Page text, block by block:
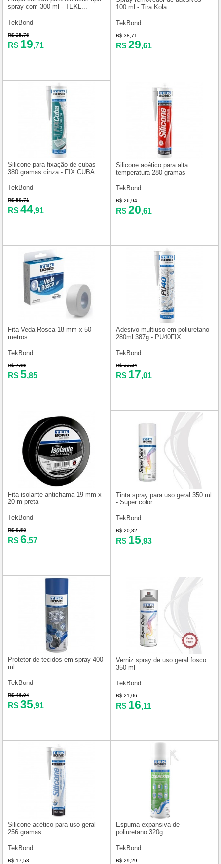
spray com 300 ml - TEKL...
TekBond
R$ 25,76
R$ 19,71
100 ml - Tira Kola
TekBond
R$ 38,71
R$ 29,61
Silicone para fixação de cubas
380 gramas cinza - FIX CUBA
TekBond
R$ 58,71
R$ 44,91
Silicone acético para alta
temperatura 280 gramas
TekBond
R$ 26,94
R$ 20,61
Fita Veda Rosca 18 mm x 50
metros
TekBond
R$ 7,65
R$ 5,85
Adesivo multiuso em poliuretano
280ml 387g - PU40FIX
TekBond
R$ 22,24
R$ 17,01
Fita isolante antichama 19 mm x
20 m preta
TekBond
R$ 8,58
R$ 6,57
Tinta spray para uso geral 350 ml
- Super color
TekBond
R$ 20,82
R$ 15,93
Protetor de tecidos em spray 400
ml
TekBond
R$ 46,94
R$ 35,91
Verniz spray de uso geral fosco
350 ml
TekBond
R$ 21,06
R$ 16,11
Silicone acético para uso geral
256 gramas
TekBond
R$ 17,53
Espuma expansiva de
poliuretano 320g
TekBond
R$ 29,29